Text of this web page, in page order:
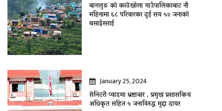
बागलुङ काे काठेखोला गाउँपालिकाबाट नौ
महिनामा ६८ परिवारका दुई सय ५२ जनाकाे
बसाइँसराई
January 25, 2024
सेनिटरी प्याडमा भ्रष्टाचार , प्रमुख प्रशासकिय
अधिकृत सहित ५ जनाविरुद्ध मुद्दा दायर